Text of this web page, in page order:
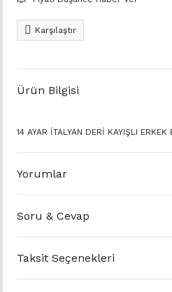
Karşılaştır
Ürün Bilgisi
14 AYAR İTALYAN DERİ KAYIŞLI
Yorumlar
Soru & Cevap
Taksit Seçenekleri